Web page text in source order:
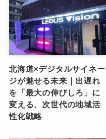
北海道×デジタルサイネー
ジが魅せる未来｜出遅れ
を「最大の伸びしろ」に
変える、次世代の地域活
性化戦略